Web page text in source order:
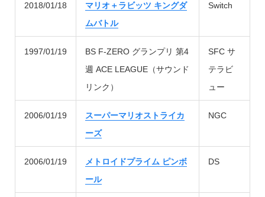
2018/01/18
マリオ＋ラビッツ キングダ
ムバトル
Switch
1997/01/19
BS F-ZERO グランプリ 第4
週 ACE LEAGUE（サウンド
リンク）
SFC サ
テラビ
ュー
2006/01/19
スーパーマリオストライカ
ーズ
NGC
2006/01/19
メトロイドプライム ピンボ
ール
DS